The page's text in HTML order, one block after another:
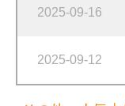
2025-09-16
2025-09-12